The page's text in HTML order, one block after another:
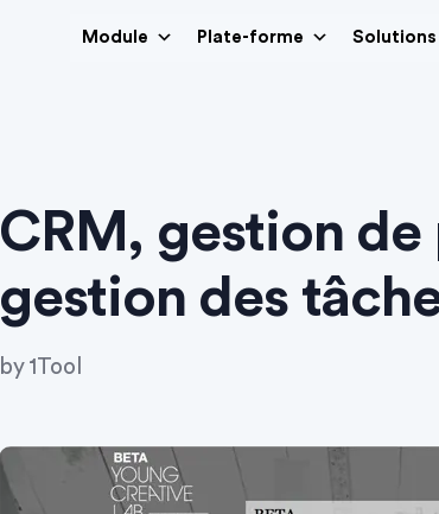
Module Plate-forme Solutions
CRM, gestion
gestion des
by1Tool